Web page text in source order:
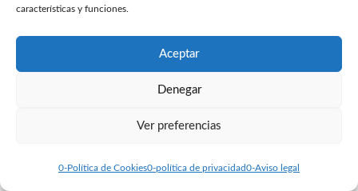
características y funciones.
Aceptar
Denegar
Ver preferencias
0-Política de Cookies0-política de privacidad0-Aviso legal
La página Web en la que se establezca
el Hiperenlace solo podrá contener lo
identificar el destino del Hiperenlace.